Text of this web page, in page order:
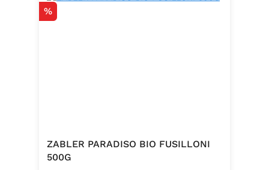
Rabatt
%
ZABLER PARADISO BIO FUSILLONI
500G